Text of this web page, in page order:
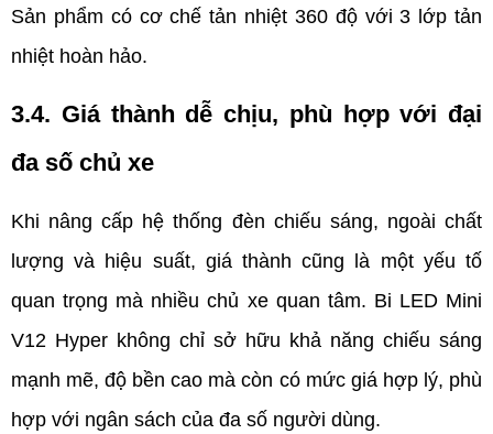
Sản phẩm có cơ chế tản nhiệt 360 độ với 3 lớp tản
nhiệt hoàn hảo.
3.4. Giá thành dễ chịu, phù hợp với đại
đa số chủ xe
Khi nâng cấp hệ thống đèn chiếu sáng, ngoài chất
lượng và hiệu suất, giá thành cũng là một yếu tố
quan trọng mà nhiều chủ xe quan tâm. Bi LED Mini
V12 Hyper không chỉ sở hữu khả năng chiếu sáng
mạnh mẽ, độ bền cao mà còn có mức giá hợp lý, phù
hợp với ngân sách của đa số người dùng.